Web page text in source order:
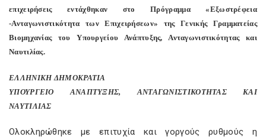
επιχειρήσεις εντάχθηκαν στο Πρόγραμμα «Εξωστρέφεια
-Ανταγωνιστικότητα των Επιχειρήσεων» της Γενικής Γραμματείας
Βιομηχανίας του Υπουργείου Ανάπτυξης, Ανταγωνιστικότητας και
Ναυτιλίας.
ΕΛΛΗΝΙΚΗ ΔΗΜΟΚΡΑΤΙΑ
ΥΠΟΥΡΓΕΙΟ ΑΝΑΠΤΥΞΗΣ, ΑΝΤΑΓΩΝΙΣΤΙΚΟΤΗΤΑΣ ΚΑΙ
ΝΑΥΤΙΛΙΑΣ
Ολοκληρώθηκε με επιτυχία και γοργούς ρυθμούς η